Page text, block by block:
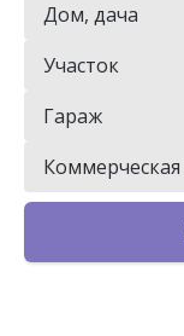
Дом, дача
Участок
Гараж